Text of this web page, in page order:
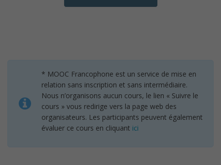
* MOOC Francophone est un service de mise en
relation sans inscription et sans intermédiaire.
Nous n’organisons aucun cours, le lien « Suivre le
cours » vous redirige vers la page web des
organisateurs. Les participants peuvent également
évaluer ce cours en cliquant ici